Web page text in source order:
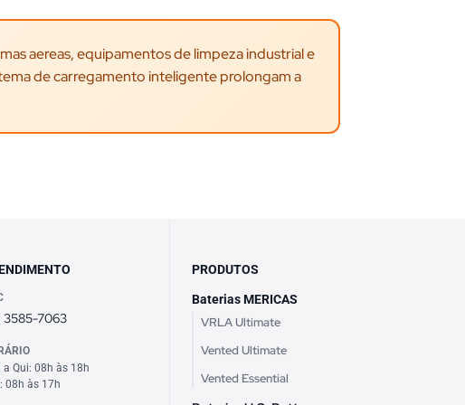
aereas, equipamentos de limpeza industrial e
de carregamento inteligente prolongam a
3585-7063
a Qui: 08h às 18h
08h às 17h
PRODUTOS
Baterias MERICAS
VRLA Ultimate
Vented Ultimate
Vented Essential